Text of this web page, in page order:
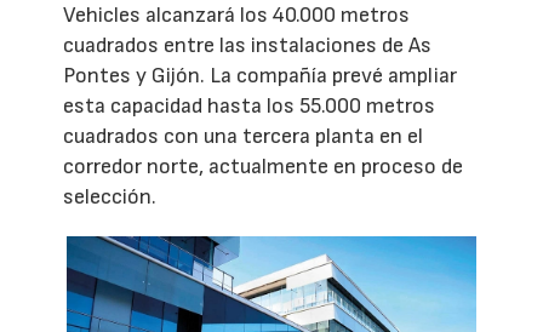
Vehicles alcanzará los 40.000 metros
cuadrados entre las instalaciones de As
Pontes y Gijón. La compañía prevé ampliar
esta capacidad hasta los 55.000 metros
cuadrados con una tercera planta en el
corredor norte, actualmente en proceso de
selección.